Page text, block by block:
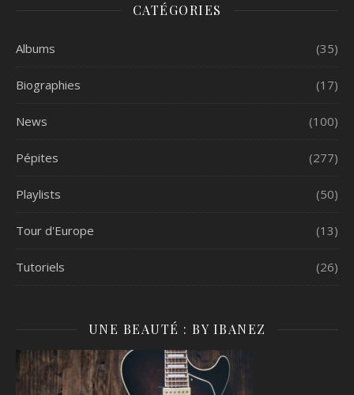
CATÉGORIES
Albums (35)
Biographies (17)
News (100)
Pépites (277)
Playlists (50)
Tour d'Europe (13)
Tutoriels (26)
UNE BEAUTÉ : BY IBANEZ